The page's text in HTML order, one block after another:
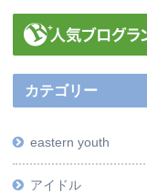
カテゴリー
eastern youth
アイドル